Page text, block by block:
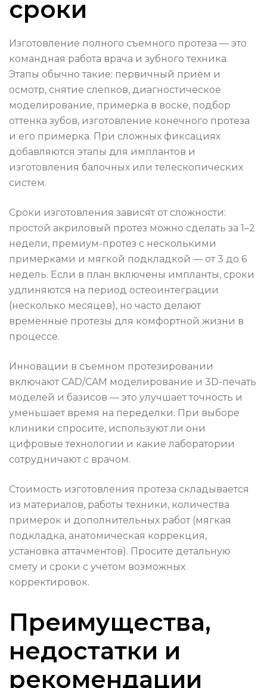
сроки
Изготовление полного съемного протеза — это
командная работа врача и зубного техника.
Этапы обычно такие: первичный приём и
осмотр, снятие слепков, диагностическое
моделирование, примерка в воске, подбор
оттенка зубов, изготовление конечного протеза
и его примерка. При сложных фиксациях
добавляются этапы для имплантов и
изготовления балочных или телескопических
систем.
Сроки изготовления зависят от сложности:
простой акриловый протез можно сделать за 1–2
недели, премиум-протез с несколькими
примерками и мягкой подкладкой — от 3 до 6
недель. Если в план включены импланты, сроки
удлиняются на период остеоинтеграции
(несколько месяцев), но часто делают
временные протезы для комфортной жизни в
процессе.
Инновации в съемном протезировании
включают CAD/CAM моделирование и 3D-печать
моделей и базисов — это улучшает точность и
уменьшает время на переделки. При выборе
клиники спросите, используют ли они
цифровые технологии и какие лаборатории
сотрудничают с врачом.
Стоимость изготовления протеза складывается
из материалов, работы техники, количества
примерок и дополнительных работ (мягкая
подкладка, анатомическая коррекция,
установка аттачментов). Просите детальную
смету и сроки с учётом возможных
корректировок.
Преимущества,
недостатки и
рекомендации